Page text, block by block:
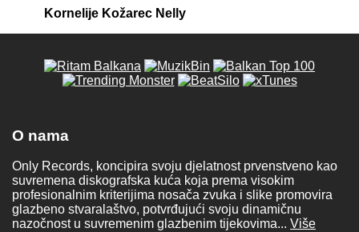
Kornelije Kožarec Nelly
O nama
Only Records, koncipira svoju djelatnost prvenstveno kao
suvremena diskografska kuća koja prema visokim
profesionalnim kriterijima nosača zvuka i slike promovira
glazbeno stvaralaštvo, potvrđujući svoju dinamičnu
nazočnost u suvremenim glazbenim tijekovima... Više